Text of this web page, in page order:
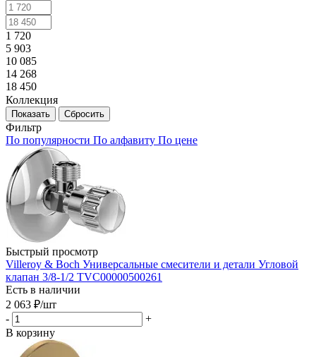
1 720
5 903
10 085
14 268
18 450
Коллекция
Показать Сбросить
Фильтр
По популярности По алфавиту По цене
Быстрый просмотр
Villeroy & Boch Универсальные смесители и детали Угловой
клапан 3/8-1/2 TVC00000500261
Есть в наличии
2 063 ₽/шт
-
+
В корзину